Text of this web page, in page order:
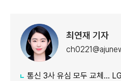
최연재 기자
통신 3사 유심 모두 교체… LG유플러스